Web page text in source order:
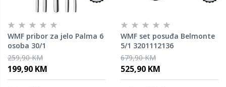
WMF pribor za jelo Palma 6
osoba 30/1
259,90 KM
199,90 KM
WMF set posuđa Belmonte
5/1 3201112136
679,90 KM
525,90 KM